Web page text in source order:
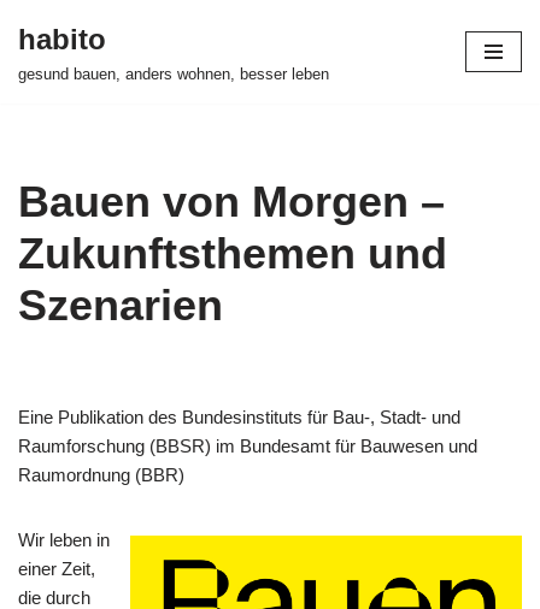
habito
gesund bauen, anders wohnen, besser leben
Bauen von Morgen –
Zukunftsthemen und
Szenarien
Eine Publikation des Bundesinstituts für Bau-, Stadt- und
Raumforschung (BBSR) im Bundesamt für Bauwesen und
Raumordnung (BBR)
Wir leben in
einer Zeit,
die durch